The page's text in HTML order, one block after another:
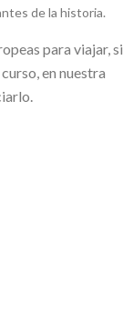
de la historia.
para viajar, si
en nuestra